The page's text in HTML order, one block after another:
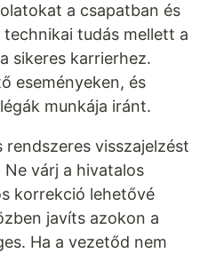
a csapatban és
tudás mellett a
sikeres karrierhez.
eseményeken, és
munkája iránt.
visszajelzést
várj a hivatalos
korrekció lehetővé
javíts azokon a
Ha a vezetőd nem